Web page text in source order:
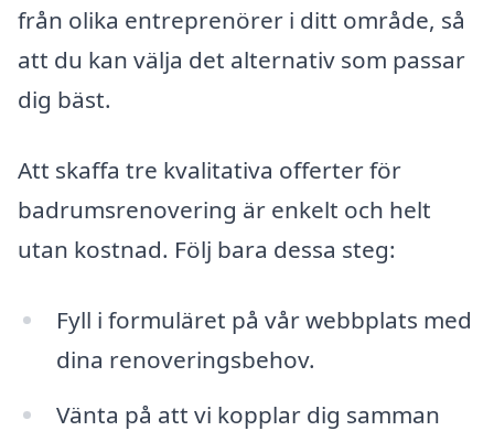
från olika entreprenörer i ditt område, så
att du kan välja det alternativ som passar
dig bäst.
Att skaffa tre kvalitativa offerter för
badrumsrenovering är enkelt och helt
utan kostnad. Följ bara dessa steg:
Fyll i formuläret på vår webbplats med
dina renoveringsbehov.
Vänta på att vi kopplar dig samman